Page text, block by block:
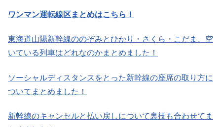
ワンマン運転線区まとめはこちら！
東海道山陽新幹線ののぞみとひかり・さくら・こだま、空
いている列車はどれなのかまとめました！
ソーシャルディスタンスをとった新幹線の座席の取り方に
ついてまとめました！
新幹線のキャンセルと払い戻しについて裏技も合わせてま